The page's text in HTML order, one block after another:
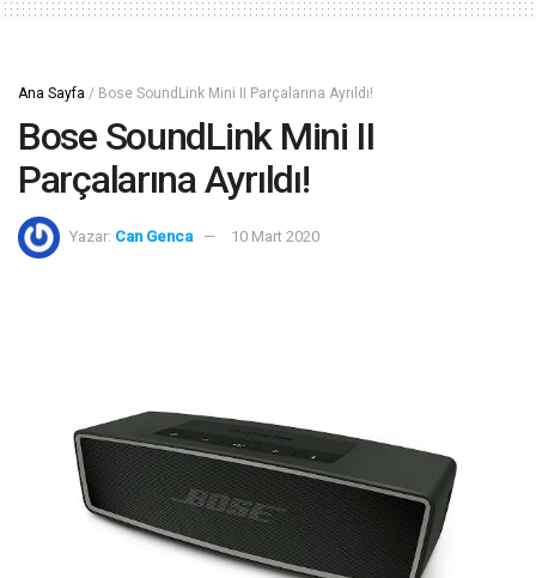
Ana Sayfa / Bose SoundLink Mini II Parçalarına Ayrıldı!
Bose SoundLink Mini II
Parçalarına Ayrıldı!
Yazar: Can Genca 10 Mart 2020